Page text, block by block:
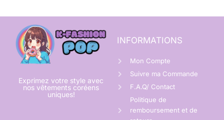
Exprimez votre style avec
nos vêtements coréens
uniques!
INFORMATIONS
Mon Compte
Suivre ma Commande
F.A.Q/ Contact
Politique de
remboursement et de